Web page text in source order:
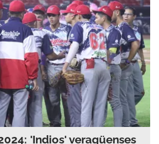
'Indios' veragüenses